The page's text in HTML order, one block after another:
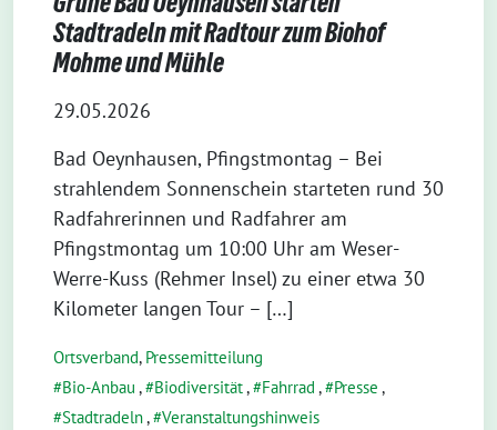
Stadtradeln mit Radtour zum Biohof
Mohme und Mühle
29.05.2026
Bad Oeynhausen, Pfingstmontag – Bei
strahlendem Sonnenschein starteten rund 30
Radfahrerinnen und Radfahrer am
Pfingstmontag um 10:00 Uhr am Weser-
Werre-Kuss (Rehmer Insel) zu einer etwa 30
Kilometer langen Tour – […]
Ortsverband, Pressemitteilung
Bio-Anbau , Biodiversität, Fahrrad , Presse ,
Stadtradeln, Veranstaltungshinweis